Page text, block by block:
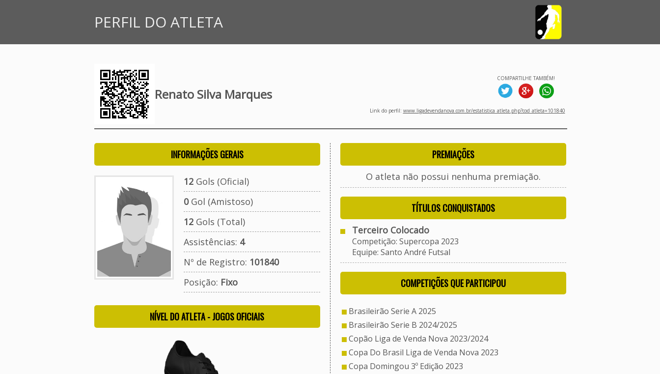
PERFIL DO ATLETA
Renato Silva Marques
COMPARTILHE TAMBÉM!
Link do perfil: www.ligadevendanova.com.br/estatistica_atleta.php?cod_atleta=101840
INFORMAÇÕES GERAIS
12Gols (Oficial)
0Gol (Amistoso)
12Gols (Total)
Assistências: 4
Nº de Registro: 101840
Posição: Fixo
NÍVEL DO ATLETA - JOGOS OFICIAIS
PREMIAÇÕES
O atleta não possui nenhuma premiação.
TÍTULOS CONQUISTADOS
Terceiro Colocado
Competição: Supercopa 2023
Equipe: Santo André Futsal
COMPETIÇÕES QUE PARTICIPOU
Brasileirão Serie A 2025
Brasileirão Serie B 2024/2025
Copão Liga de Venda Nova 2023/2024
Copa Do Brasil Liga de Venda Nova 2023
Copa Domingou 3º Edição 2023